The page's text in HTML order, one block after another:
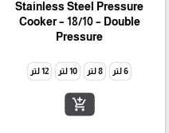
Stainless Steel Pressure
Cooker – 18/10 – Double
Pressure
6 لتر 8 لتر 10 لتر 12 لتر
add_shopping_cart